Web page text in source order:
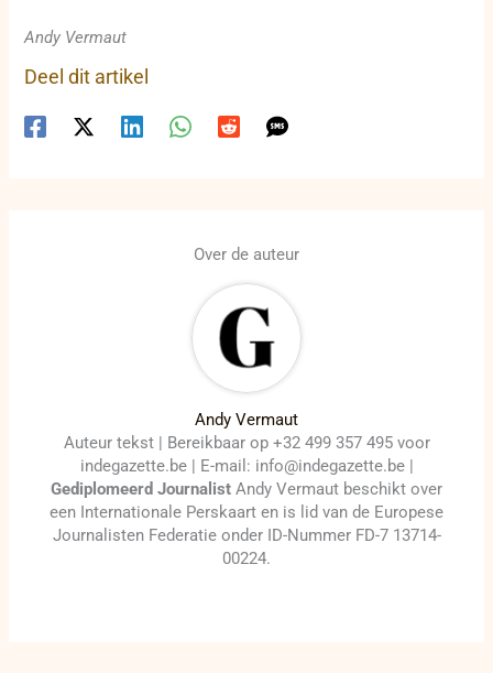
Andy Vermaut
Deel dit artikel
Over de auteur
Andy Vermaut
Auteur tekst | Bereikbaar op +32 499 357 495 voor
indegazette.be | E-mail: info@indegazette.be |
Gediplomeerd Journalist Andy Vermaut beschikt over
een Internationale Perskaart en is lid van de Europese
Journalisten Federatie onder ID-Nummer FD-7 13714-
00224.